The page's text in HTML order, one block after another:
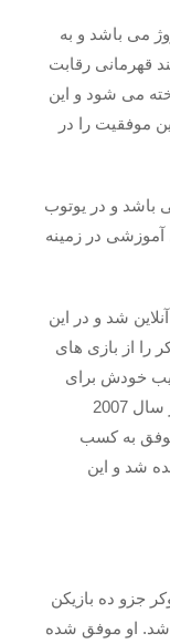
18 سپتامبر سال 1988 در نروژ می باشد و به
قهرمانی رقابت
می شود و این
موفقیت را در
باشد و در یوتوب
آموزشی در زمینه
پوکر آنلاین شد و در این
را از بازی های
خودش برای
این مسابقات واریز نکرده است. آنت اوبرستاد در سال 2007
به کسب
برنده شد و این
جزو ده بازیکن
او موفق شده